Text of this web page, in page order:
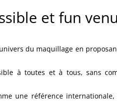
et fun
du maquillage en
à toutes et à tous, sans
une référence